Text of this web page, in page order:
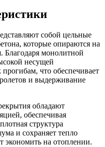
собой цельные
которые опираются на
Благодаря монолитной
несущей
что обеспечивает
и выдерживание
обладают
обеспечивая
структура
и сохраняет тепло
экономить на отоплении.